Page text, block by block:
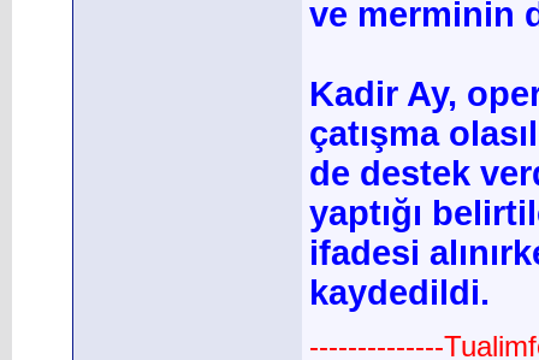
ve merminin
Kadir Ay,
çatışma
de destek
yaptığı
ifadesi
kaydedildi.
--------------